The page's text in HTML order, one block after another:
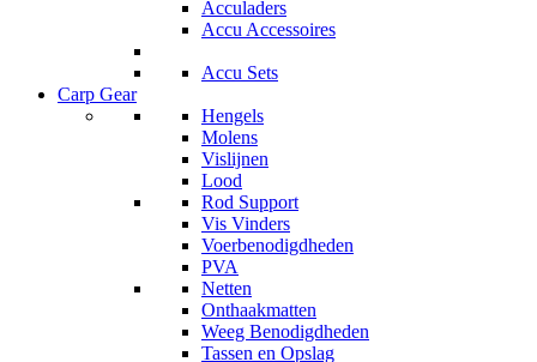
Acculaders
Accu Accessoires
Accu Sets
Carp Gear
Hengels
Molens
Vislijnen
Lood
Rod Support
Vis Vinders
Voerbenodigdheden
PVA
Netten
Onthaakmatten
Weeg Benodigdheden
Tassen en Opslag